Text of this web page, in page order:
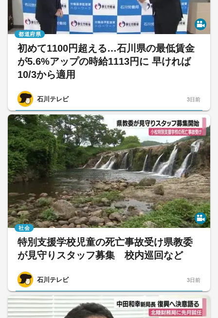
初めて1100円超える…石川県の最低賃金
が5.6%アップの時給1113円に 早ければ
10/3から適用
石川テレビ
都道府県
3日前
特別支援学校児童の死亡事故受け県教委
が見守りスタッフ募集 校内巡回など
石川テレビ
社会
3日前